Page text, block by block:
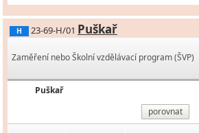
H 23-69-H/01 Puškař
Zaměření nebo Školní vzdělávací program (ŠVP)
Puškař
porovnat